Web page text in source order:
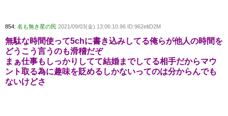
854: 名も無き星の民 2021/09/03(金) 13:06:10.96 ID:962eltD2M
無駄な時間使って5chに書き込みしてる俺らが他人の時間を
どうこう言うのも滑稽だぞ
まぁ仕事もしっかりしてて結婚までしてる相手だからマウ
ント取る為に趣味を貶めるしかないってのは分からんでも
ないけどさ